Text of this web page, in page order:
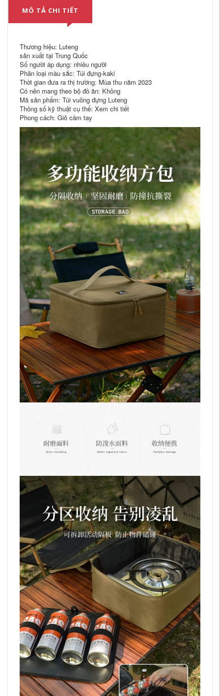
MÔ TẢ CHI TIẾT
Thương hiệu: Luteng
sản xuất tại Trung Quốc
Số người áp dụng: nhiều người
Phân loại màu sắc: Túi đựng-kaki
Thời gian đưa ra thị trường: Mùa thu năm 2023
Có nên mang theo bộ đồ ăn: Không
Mã sản phẩm: Túi vuông đựng Luteng
Thông số kỹ thuật cụ thể: Xem chi tiết
Phong cách: Giỏ cầm tay